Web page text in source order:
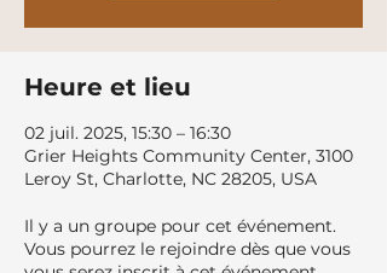
Heure et lieu
02 juil. 2025, 15:30 – 16:30
Grier Heights Community Center, 3100
Leroy St, Charlotte, NC 28205, USA
Il y a un groupe pour cet événement.
Vous pourrez le rejoindre dès que vous